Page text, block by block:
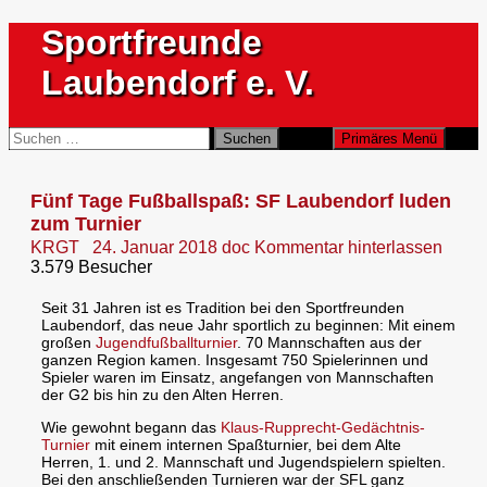
Inhalt
springen
Sportfreunde
Laubendorf e. V.
Suchen Primäres Menü
Suchen
nach:
Fünf Tage Fußballspaß: SF Laubendorf luden
zum Turnier
KRGT 24. Januar 2018 doc Kommentar hinterlassen
3.579 Besucher
Seit 31 Jahren ist es Tradition bei den Sportfreunden
Laubendorf, das neue Jahr sportlich zu beginnen: Mit einem
großen Jugendfußballturnier. 70 Mannschaften aus der
ganzen Region kamen. Insgesamt 750 Spielerinnen und
Spieler waren im Einsatz, angefangen von Mannschaften
der G2 bis hin zu den Alten Herren.
Wie gewohnt begann das Klaus-Rupprecht-Gedächtnis-
Turnier mit einem internen Spaßturnier, bei dem Alte
Herren, 1. und 2. Mannschaft und Jugendspielern spielten.
Bei den anschließenden Turnieren war der SFL ganz